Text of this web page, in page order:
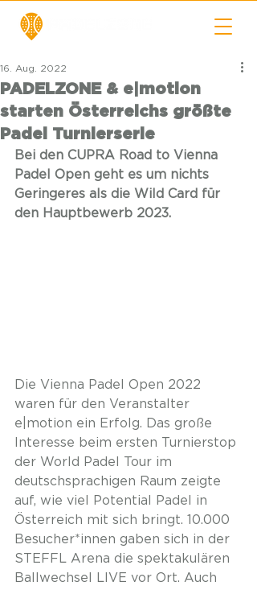
PADELZONE & e|motion
starten Österreichs größte
Padel Turnierserie
16. Aug. 2022
Bei den CUPRA Road to Vienna
Padel Open geht es um nichts
Geringeres als die Wild Card für
den Hauptbewerb 2023.
Die Vienna Padel Open 2022
waren für den Veranstalter
e|motion ein Erfolg. Das große
Interesse beim ersten Turnierstop
der World Padel Tour im
deutschsprachigen Raum zeigte
auf, wie viel Potential Padel in
Österreich mit sich bringt. 10.000
Besucher*innen gaben sich in der
STEFFL Arena die spektakulären
Ballwechsel LIVE vor Ort. Auch